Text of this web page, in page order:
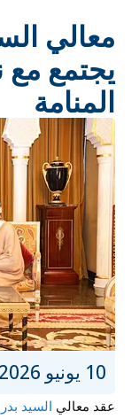
معالي
يجتمع مع
المنامة
10 يونيو 2026
عقد معالي السيد